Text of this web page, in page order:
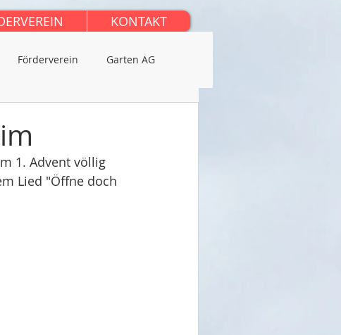
KONTAKT
Förderverein Garten AG
1. Advent völlig
Lied "Öffne doch